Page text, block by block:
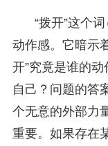
“拨开”这个
动作感。它暗示
开”究竟是谁的
自己？问题的答
个无意的外部力
重要。如果存在